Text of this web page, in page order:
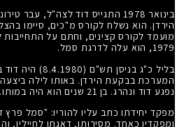
בינואר 1978התגייס דוד לצה"ל, עבר
הירדן. הוא נשלח לקורס מ"כים, סיימו
מועמד לקורס קצינים, וחתם על
1979, הוא עלה לדרגת סמל.
בליל כ"ג בניסן תש"ם (8.4.1980)
היה דוד
המערכת בבקעת הירדן. באותו לילה
נפגע דוד ונהרג. בן 21 שנים הוא היה במותו.
מפקד יחידתו כתב עליו להוריו: "סמל פרץ
ומפקדיו כאחד. מסירותו, דאגתו לחייליו,